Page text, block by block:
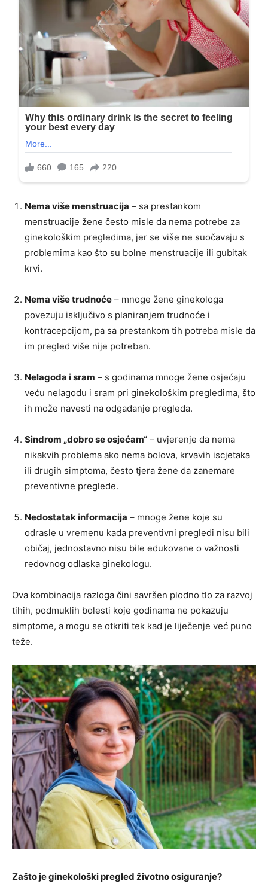
Nema više menstruacija – sa prestankom
menstruacije žene često misle da nema potrebe za
ginekološkim pregledima, jer se više ne suočavaju s
problemima kao što su bolne menstruacije ili gubitak
krvi.
Nema više trudnoće – mnoge žene ginekologa
povezuju isključivo s planiranjem trudnoće i
kontracepcijom, pa sa prestankom tih potreba misle da
im pregled više nije potreban.
Nelagoda i sram – s godinama mnoge žene osjećaju
veću nelagodu i sram pri ginekološkim pregledima, što
ih može navesti na odgađanje pregleda.
Sindrom „dobro se osjećam“ – uvjerenje da nema
nikakvih problema ako nema bolova, krvavih iscjetaka
ili drugih simptoma, često tjera žene da zanemare
preventivne preglede.
Nedostatak informacija – mnoge žene koje su
odrasle u vremenu kada preventivni pregledi nisu bili
običaj, jednostavno nisu bile edukovane o važnosti
redovnog odlaska ginekologu.
Ova kombinacija razloga čini savršen plodno tlo za razvoj
tihih, podmuklih bolesti koje godinama ne pokazuju
simptome, a mogu se otkriti tek kad je liječenje već puno
teže.
Zašto je ginekološki pregled životno osiguranje?